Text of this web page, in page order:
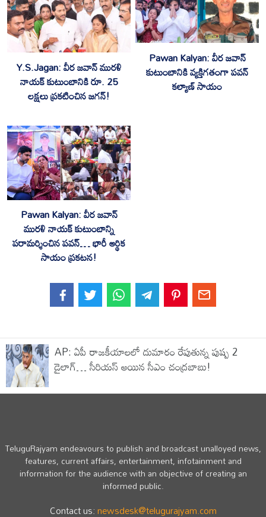
Y.S.Jagan: వీర జవాన్ మురళి
నాయక్ కుటుంబానికి రూ. 25
లక్షలు ప్రకటించిన జగన్!
Pawan Kalyan: వీర జవాన్
కుటుంబానికి వ్యక్తిగతంగా పవన్
కల్యాణ్ సాయం
Pawan Kalyan: వీర జవాన్
మురళి నాయక్ కుటుంబాన్ని
పరామర్శించిన పవన్… భారీ ఆర్థిక
సాయం ప్రకటన!
AP: ఏపీ రాజకీయాలలో దుమారం రేపుతున్న పుష్ప 2
డైలాగ్… సీరియస్ అయిన సీఎం చంద్రబాబు!
TeluguRajyam endeavours to publish and broadcast unalloyed news,
features, current affairs, entertainment, infotainment and
information for the audience with an objective of creating an
informed public.
Contact us:newsdesk@telugurajyam.com